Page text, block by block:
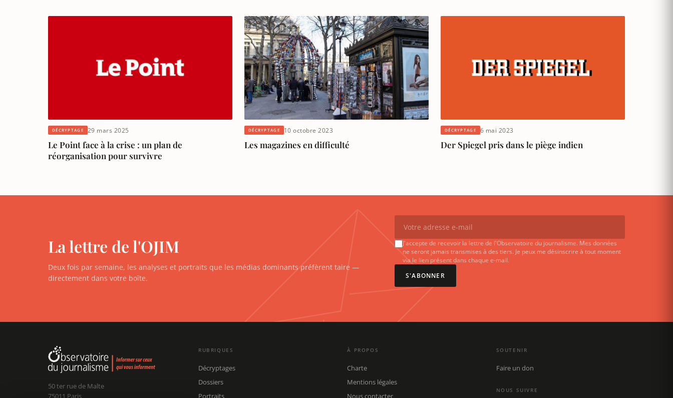
DÉCRYPTAGE 29 mars 2025
Le Point face à la crise : un plan de
réorganisation pour survivre
DÉCRYPTAGE 10 octobre 2023
Les magazines en difficulté
DÉCRYPTAGE 6 mai 2023
Der Spiegel pris dans le piège indien
La lettre de l'OJIM
Deux fois par semaine, les analyses et portraits que les médias dominants préfèrent taire —
directement dans votre boîte.
J'accepte de recevoir la lettre de l'Observatoire du journalisme. Mes données
ne seront jamais transmises à des tiers. Je peux me désinscrire à tout moment
via le lien présent dans chaque e-mail.
S'ABONNER
50 ter rue de Malte
75011 Paris
RUBRIQUES
Décryptages
Dossiers
Portraits
À PROPOS
Charte
Mentions légales
Nous contacter
SOUTENIR
Faire un don
NOUS SUIVRE